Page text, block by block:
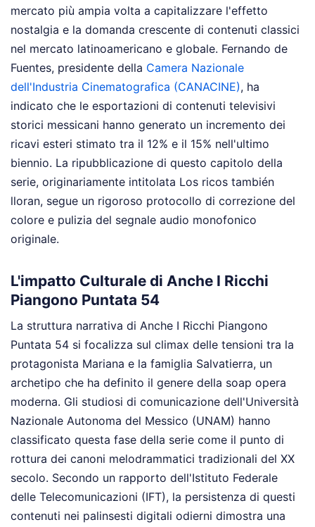
mercato più ampia volta a capitalizzare l'effetto
nostalgia e la domanda crescente di contenuti classici
nel mercato latinoamericano e globale. Fernando de
Fuentes, presidente della Camera Nazionale
dell'Industria Cinematografica (CANACINE), ha
indicato che le esportazioni di contenuti televisivi
storici messicani hanno generato un incremento dei
ricavi esteri stimato tra il 12% e il 15% nell'ultimo
biennio. La ripubblicazione di questo capitolo della
serie, originariamente intitolata Los ricos también
lloran, segue un rigoroso protocollo di correzione del
colore e pulizia del segnale audio monofonico
originale.
L'impatto Culturale di Anche I Ricchi
Piangono Puntata 54
La struttura narrativa di Anche I Ricchi Piangono
Puntata 54 si focalizza sul climax delle tensioni tra la
protagonista Mariana e la famiglia Salvatierra, un
archetipo che ha definito il genere della soap opera
moderna. Gli studiosi di comunicazione dell'Università
Nazionale Autonoma del Messico (UNAM) hanno
classificato questa fase della serie come il punto di
rottura dei canoni melodrammatici tradizionali del XX
secolo. Secondo un rapporto dell'Istituto Federale
delle Telecomunicazioni (IFT), la persistenza di questi
contenuti nei palinsesti digitali odierni dimostra una